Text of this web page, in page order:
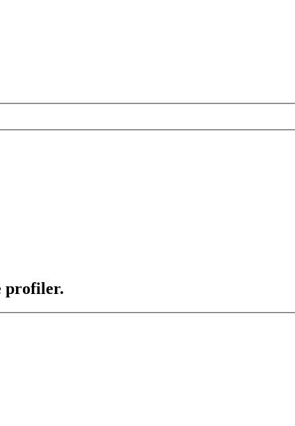
profiler.